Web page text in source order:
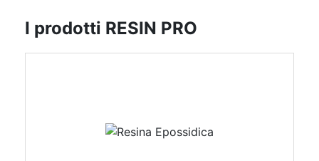
I prodotti RESIN PRO